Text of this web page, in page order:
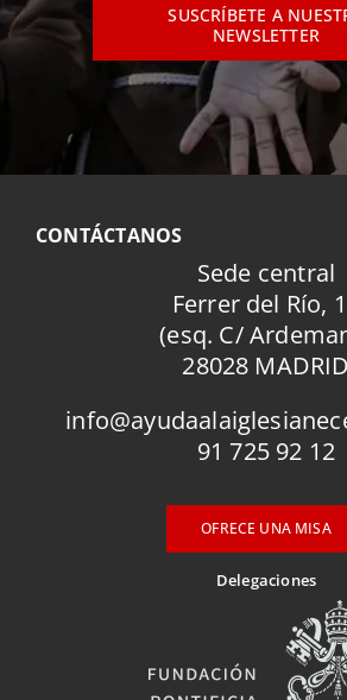
SUSCRÍBETE A
NEWSLETTER
CONTÁCTANOS
Sede central
Ferrer del Río,
(esq. C/
28028 MADRID
91 725 92 12
OFRECE UNA MISA
Delegaciones